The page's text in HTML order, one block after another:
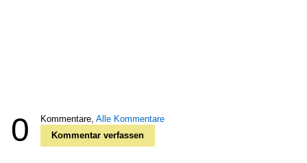
0 Kommentare, Alle Kommentare
Kommentar verfassen